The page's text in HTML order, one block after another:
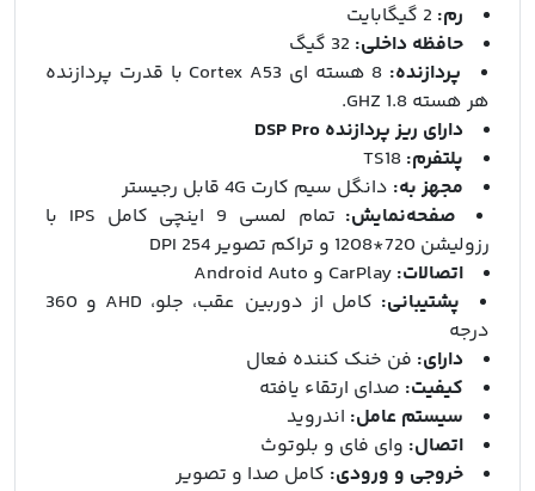
رم:
حافظه داخلی:
پردازنده:
8 هسته ای Cortex A53 با قدرت پردازنده
هر هسته 1.8 GHZ.
دارای ریز پردازنده DSP Pro
پلتفرم:
مجهز به: دانگل سیم کارت 4G قابل رجیستر
صفحه‌نمایش:
تمام لمسی 9 اینچی کامل IPS با
رزولیشن 720*1208 و تراکم تصویر 254 DPI
اتصالات:
پشتیبانی:
کامل از دوربین عقب، جلو، AHD و 360
درجه
دارای: فن خنک‌ کننده فعال
کیفیت: صدای ارتقاء یافته
سیستم‌ عامل: اندروید
اتصال: وای‌ فای و بلوتوث
خروجی و ورودی‌: کامل صدا و تصویر